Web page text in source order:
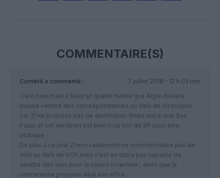
COMMENTAIRE(S)
Comet4 a commenté :
7 juillet 2018 - 12 h 03 min
C’est bien mais il faudrait quand même que Aigle-bavure
puisse vendre des correspondances au delà de Viracopos
car ZI ne propose pas de destination finale autre que Sao
Paulo et cet aéroport est bien trop loin de SP pour etre
pratique .
De plus à ce jour ZI non seulement ne commercialise pas de
vols au delà de VCP mais n’est en outre pas capable de
vendre des vols pour la saison hivernale , alors que la
concurence propose déjà son offre.